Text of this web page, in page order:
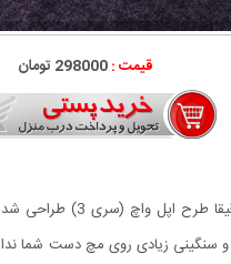
قیمت :298000 تومان
وزن سبک است و سنگینی زیادی روی